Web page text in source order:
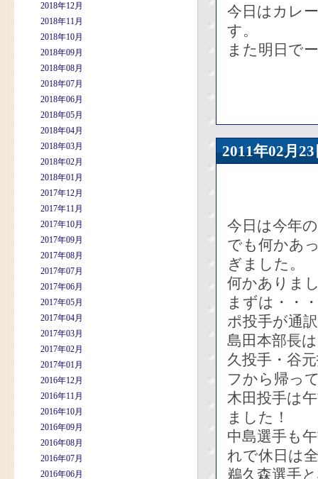
2018年12月
2018年11月
2018年10月
2018年09月
2018年08月
2018年07月
2018年06月
2018年05月
2018年04月
2018年03月
2018年02月
2018年01月
2017年12月
2017年11月
2017年10月
2017年09月
2017年08月
2017年07月
2017年06月
2017年05月
2017年04月
2017年03月
2017年02月
2017年01月
2016年12月
2016年11月
2016年10月
2016年09月
2016年08月
2016年07月
2016年06月
今日はカレ
す。
また明日で
2011年02
今日は今年
でも何かあ
ぎました。
何かありま
まずは・・
ポ投手が通
島田本部長
久投手・谷
フから帰っ
木田投手は
ました！
中島選手も
れで休日は
鵜久森選手